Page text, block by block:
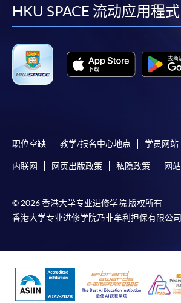
facebook
HKU SPACE 流动应用程式
职位空缺 教学/报名中心地点 学员网站
内联网 网页出版政策 私隐政策 网
© 2026 香港大学专业进修学院 版权所有
香港大学专业进修学院乃非牟利担保有限公司